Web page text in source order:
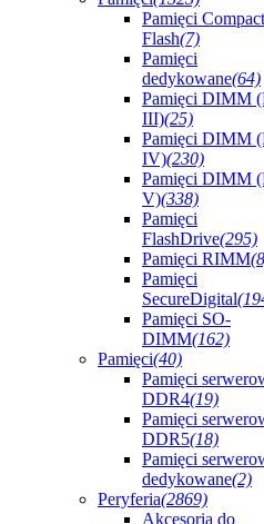
Pamięci Compact
Flash(7)
Pamięci
dedykowane(64)
Pamięci DIMM
III)(25)
Pamięci DIMM
IV)(230)
Pamięci DIMM
V)(338)
Pamięci
FlashDrive(295)
Pamięci RIMM
Pamięci
SecureDigital
Pamięci SO-
DIMM(162)
Pamięci(40)
Pamięci
DDR4(19)
Pamięci
DDR5(18)
Pamięci
dedykowane(2)
Peryferia(2869)
Akcesoria do